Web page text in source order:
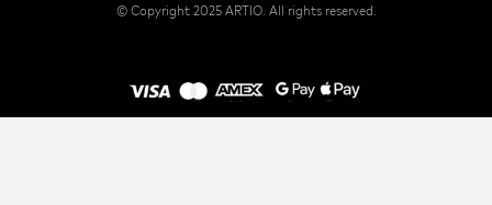
© Copyright 2025 ARTIO. All rights reserved.